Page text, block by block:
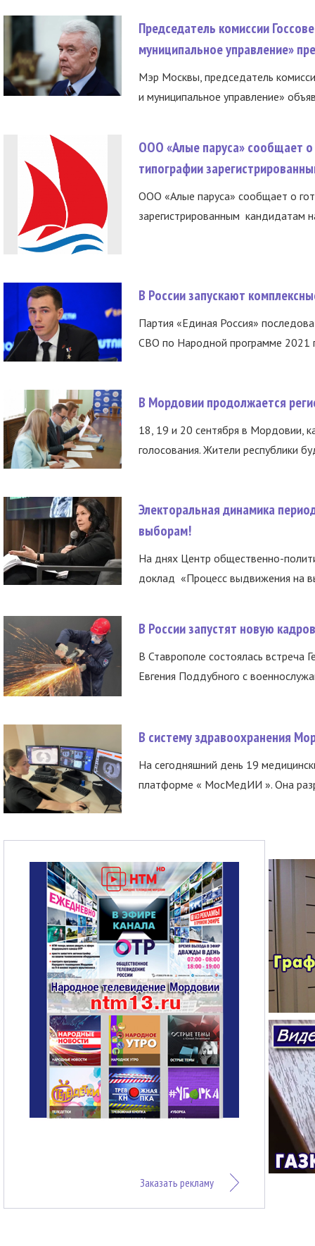
Председатель комиссии
муниципальное управление»
Мэр Москвы, председатель
и муниципальное управление»
ООО «Алые паруса» сообщает о
типографии
ООО «Алые паруса» сообщает о
зарегистрированным кандидатам
В России запускают
Партия «Единая Россия»
СВО по Народной программе 2021
В Мордовии продолжается
18, 19 и 20 сентября в Мордовии,
голосования. Жители республики
Электоральная динамика
выборам!
На днях Центр общественно-
доклад «Процесс выдвижения на
В России запустят новую
В Ставрополе состоялась встреча
Евгения Поддубного с
В систему здравоохранения
На сегодняшний день 19
платформе « МосМедИИ ». Она
Заказать рекламу